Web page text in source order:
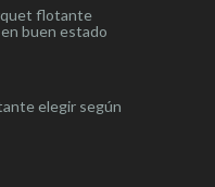
flotante
buen estado
elegir según